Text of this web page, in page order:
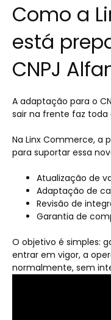
Como a
está
CNPJ
A adaptação para o
sair na frente faz toda
Na Linx Commerce, a
para suportar essa
Atualização de
Adaptação de
Revisão de
Garantia de
O objetivo é simples:
entrar em vigor, a
normalmente, sem